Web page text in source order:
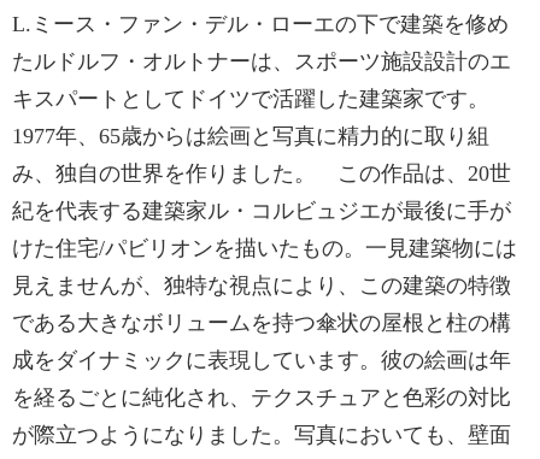
L.ミース・ファン・デル・ローエの下で建築を修め
たルドルフ・オルトナーは、スポーツ施設設計のエ
キスパートとしてドイツで活躍した建築家です。
1977年、65歳からは絵画と写真に精力的に取り組
み、独自の世界を作りました。 この作品は、20世
紀を代表する建築家ル・コルビュジエが最後に手が
けた住宅/パビリオンを描いたもの。一見建築物には
見えませんが、独特な視点により、この建築の特徴
である大きなボリュームを持つ傘状の屋根と柱の構
成をダイナミックに表現しています。彼の絵画は年
を経るごとに純化され、テクスチュアと色彩の対比
が際立つようになりました。写真においても、壁面